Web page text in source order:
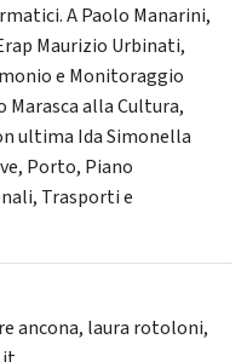
A Paolo Manarini,
Maurizio Urbinati,
e Monitoraggio
Marasca alla Cultura,
ultima Ida Simonella
Porto, Piano
Trasporti e
ancona, laura rotoloni,